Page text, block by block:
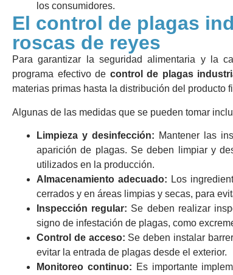
los consumidores.
El control de plagas
roscas de reyes
Para garantizar la seguridad alimentaria y la
programa efectivo de control de plagas
materias primas hasta la distribución del producto
Algunas de las medidas que se pueden tomar
Limpieza y desinfección: Mantener las
aparición de plagas. Se deben limpiar y
utilizados en la producción.
Almacenamiento adecuado: Los
cerrados y en áreas limpias y secas, para
Inspección regular: Se deben realizar
signo de infestación de plagas, como
Control de acceso: Se deben instalar
evitar la entrada de plagas desde el exterior.
Monitoreo continuo: Es importante